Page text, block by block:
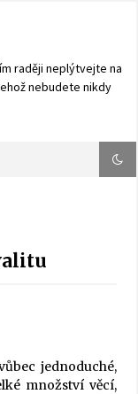
raději neplýtvejte na
nebudete nikdy
jednoduché,
množství věcí,